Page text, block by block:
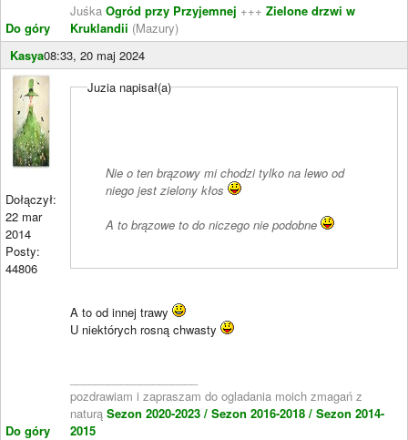
Do góry
Juśka Ogród przy Przyjemnej +++ Zielone drzwi w
Kruklandii (Mazury)
Kasya08:33, 20 maj 2024
Dołączył:
22 mar
2014
Posty:
44806
Do góry
Juzia napisał(a)
Nie o ten brązowy mi chodzi tylko na lewo od
niego jest zielony kłos
A to brązowe to do niczego nie podobne
A to od innej trawy
U niektórych rosną chwasty
pozdrawiam i zapraszam do ogladania moich zmagań z
naturą Sezon 2020-2023 / Sezon 2016-2018 / Sezon 2014-
2015